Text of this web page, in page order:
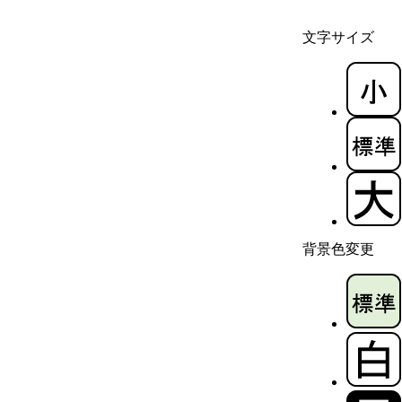
文字サイズ
背景色変更